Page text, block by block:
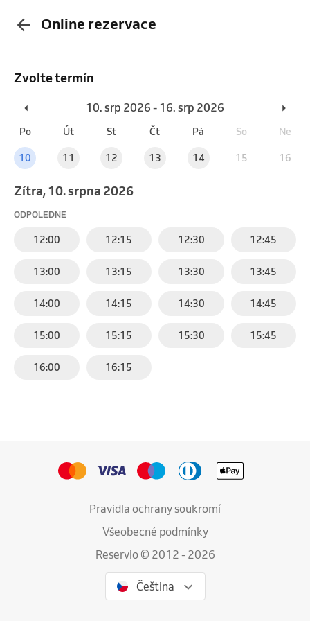
Online rezervace
Zvolte termín
10. srp 2026 - 16. srp 2026
Po Út St Čt Pá So Ne
10 11 12 13 14 15 16
Zítra, 10. srpna 2026
ODPOLEDNE
12:00 12:15 12:30 12:45
13:00 13:15 13:30 13:45
14:00 14:15 14:30 14:45
15:00 15:15 15:30 15:45
16:00 16:15
Pravidla ochrany soukromí
Všeobecné podmínky
Reservio © 2012 - 2026
Čeština